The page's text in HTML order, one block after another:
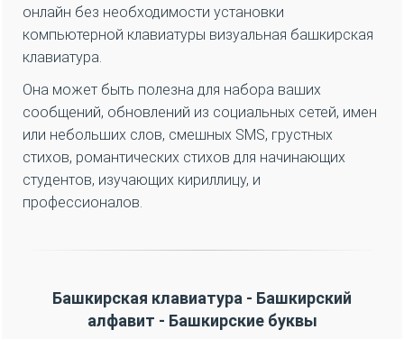
- переведите текст, написанный на выбранном языке
- поиск непосредственно в
.
- увеличить (+) или уменьшить (-) кириллическую и
английскую письменность и алфавиты, а также
настроить башкирскую клавиатуру на вашем
мобильном телефоне
.
(бесплатная версия)
Инструкции для башкирской клавиатуры